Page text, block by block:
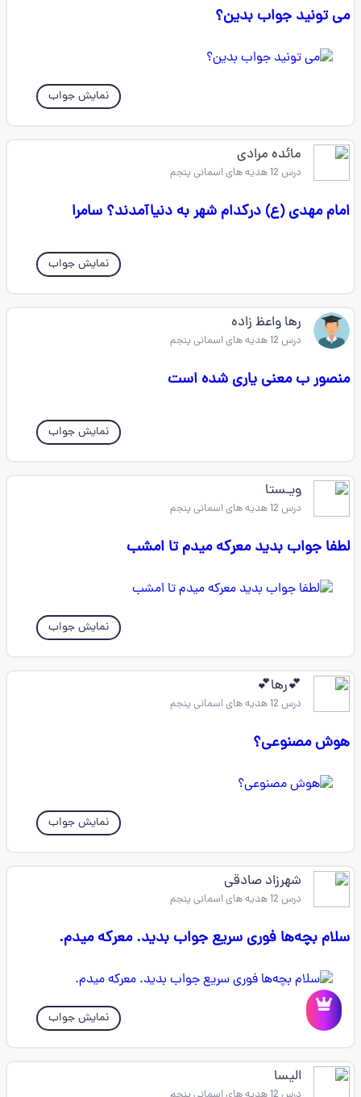
می تونید جواب بدین؟
نمایش جواب
مائده مرادی
درس 12 هدیه های اسمانی پنجم
امام مهدی (ع) درکدام شهر به دنیاآمدند؟ سامرا
نمایش جواب
رها واعظ زاده
درس 12 هدیه های اسمانی پنجم
منصور ب معنی یاری شده است
نمایش جواب
ویـستا
درس 12 هدیه های اسمانی پنجم
لطفا جواب بدید معرکه میدم تا امشب
نمایش جواب
💕رها💕
درس 12 هدیه های اسمانی پنجم
هوش مصنوعی؟
نمایش جواب
شهرزاد صادقی
درس 12 هدیه های اسمانی پنجم
سلام بچه‌ها فوری سریع جواب بدید. معرکه میدم.
نمایش جواب
الیسا